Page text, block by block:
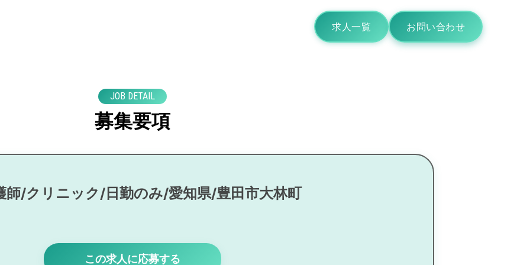
求人一覧 お問い合わせ
JOB DETAIL
募集要項
師/クリニック/日勤のみ/愛知県/豊田市大林町
この求人に応募する